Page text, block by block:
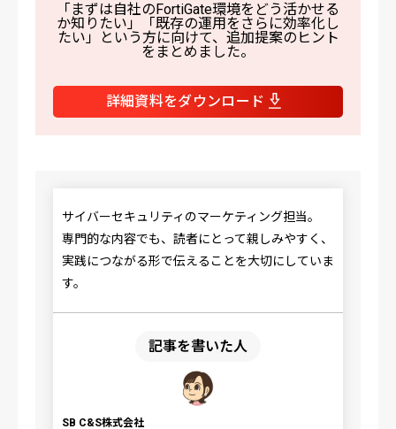
「まずは自社のFortiGate環境をどう活かせる
か知りたい」「既存の運用をさらに効率化し
たい」という方に向けて、追加提案のヒント
をまとめました。
詳細資料をダウンロード
記事を書いた人
SB C&S株式会社
サイバーセキュリティのマーケティング担当。
専門的な内容でも、読者にとって親しみやすく、
実践につながる形で伝えることを大切にしていま
す。